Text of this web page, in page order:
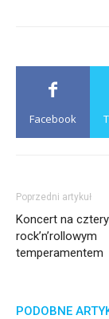
Facebook
Poprzedni artykuł
Koncert na
rock’n’rollowym
temperamentem
PODOBNE